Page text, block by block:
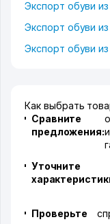
Экспорт обуви
Экспорт обуви
Экспорт обуви
Как выбрать
Сравните
предложения:
Уточните
Проверьте